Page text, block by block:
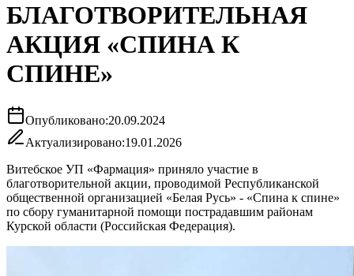
БЛАГОТВОРИТЕЛЬНАЯ
АКЦИЯ «СПИНА К
СПИНЕ»
Опубликовано:20.09.2024
Актуализировано:19.01.2026
Витебское УП «Фармация» приняло участие в
благотворительной акции, проводимой Республиканской
общественной организацией «Белая Русь» - «Спина к спине»
по сбору гуманитарной помощи пострадавшим районам
Курской области (Российская Федерация).